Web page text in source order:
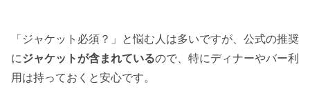
「ジャケット必須？」と悩む人は多いですが、公式の推奨
にジャケットが含まれているので、特にディナーやバー利
用は持っておくと安心です。